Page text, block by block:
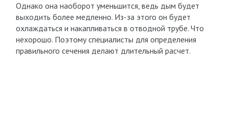
Однако она наоборот уменьшится, ведь дым будет
выходить более медленно. Из-за этого он будет
охлаждаться и накапливаться в отводной трубе. Что
нехорошо. Поэтому специалисты для определения
правильного сечения делают длительный расчет.